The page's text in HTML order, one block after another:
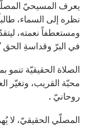
يعرف المسيحيّ
نظره إلى السماء،
ومستعطفاً نعمته،
في البرّ وقداسةِ الحق ” (
الصلاة الحقيقيّة تنمو
محبّة القريب، وتغيّر
روحانيّ .
المصلّي الحقيقيّ، لا